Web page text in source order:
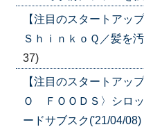
【注目のスタートアッ
ＳｈｉｎｋｏＱ／髪を
37)
【注目のスタートアッ
Ｏ ＦＯＯＤＳ〉シロ
ードサブスク('21/04/08)